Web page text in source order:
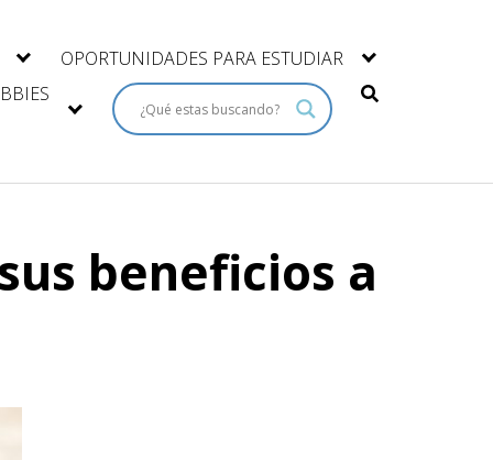
OPORTUNIDADES PARA ESTUDIAR
beneficios a